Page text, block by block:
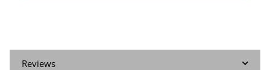
Reviews